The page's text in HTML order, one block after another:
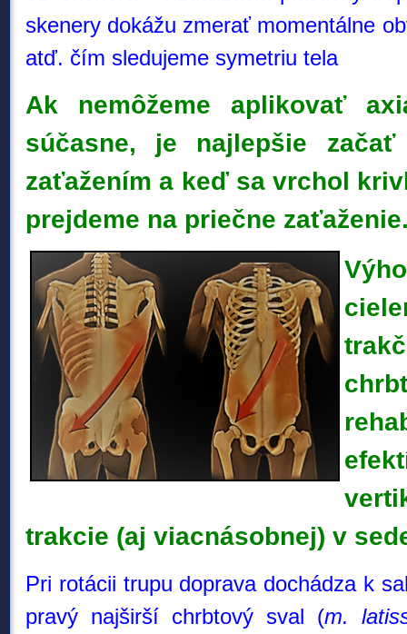
skenery dokážu zmerať momentálne
atď. čím sledujeme symetriu tela
Ak nemôžeme aplikovať
súčasne, je najlepšie
zaťažením a keď sa vrchol
prejdeme na priečne
trakcie (aj viacnásobnej) v
Pri rotácii trupu doprava dochádza k
pravý najširší chrbtový sval (m.